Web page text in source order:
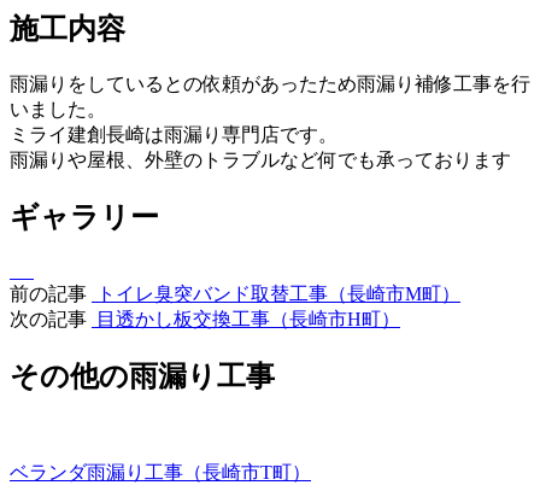
施工内容
雨漏りをしているとの依頼があったため雨漏り補修工事を行
いました。
ミライ建創長崎は雨漏り専門店です。
雨漏りや屋根、外壁のトラブルなど何でも承っております
ギャラリー
前の記事
トイレ臭突バンド取替工事（長崎市M町）
次の記事
目透かし板交換工事（長崎市H町）
その他の雨漏り工事
ベランダ雨漏り工事（長崎市T町）